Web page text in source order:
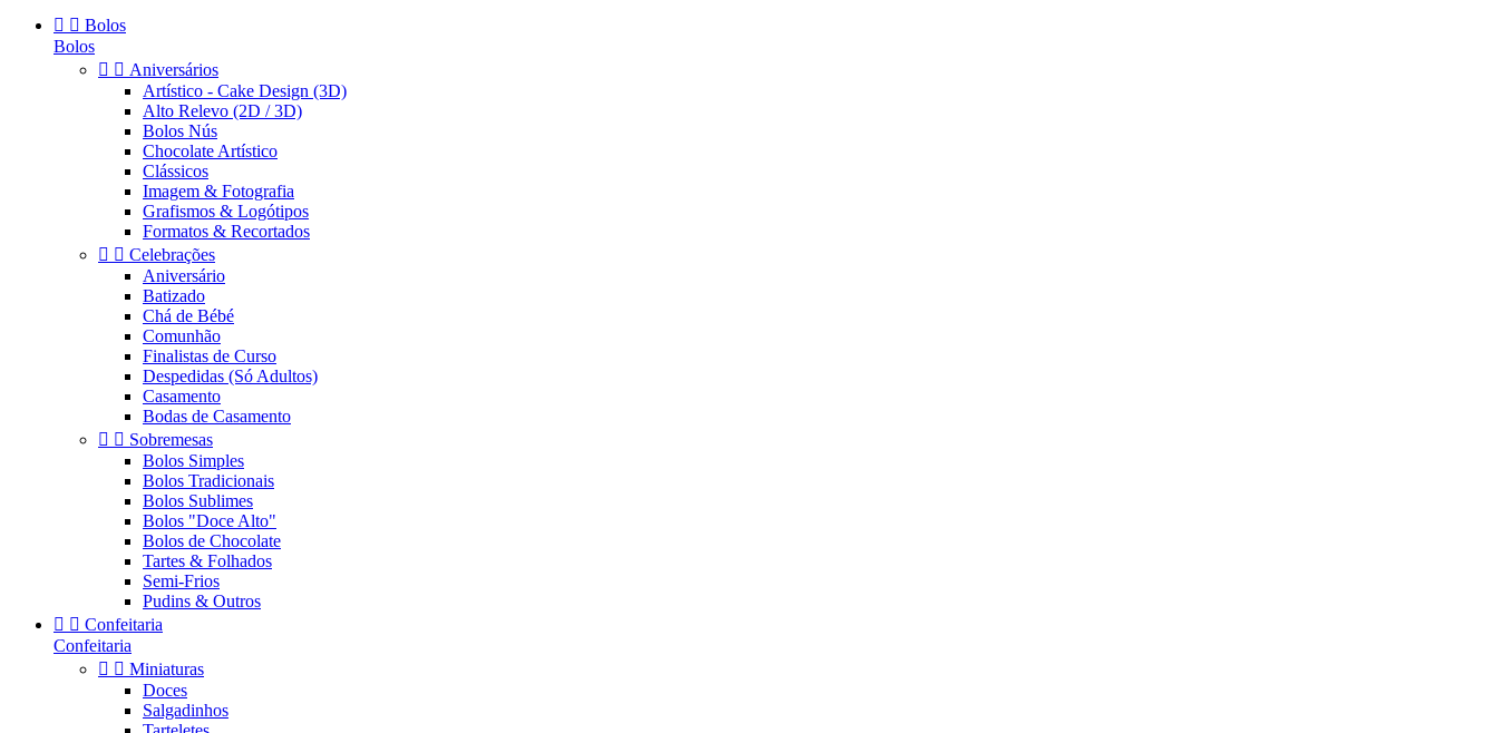
  Bolos
Bolos
  Aniversários
Artístico - Cake Design (3D)
Alto Relevo (2D / 3D)
Bolos Nús
Chocolate Artístico
Clássicos
Imagem & Fotografia
Grafismos & Logótipos
Formatos & Recortados
  Celebrações
Aniversário
Batizado
Chá de Bébé
Comunhão
Finalistas de Curso
Despedidas (Só Adultos)
Casamento
Bodas de Casamento
  Sobremesas
Bolos Simples
Bolos Tradicionais
Bolos Sublimes
Bolos "Doce Alto"
Bolos de Chocolate
Tartes & Folhados
Semi-Frios
Pudins & Outros
  Confeitaria
Confeitaria
  Miniaturas
Doces
Salgadinhos